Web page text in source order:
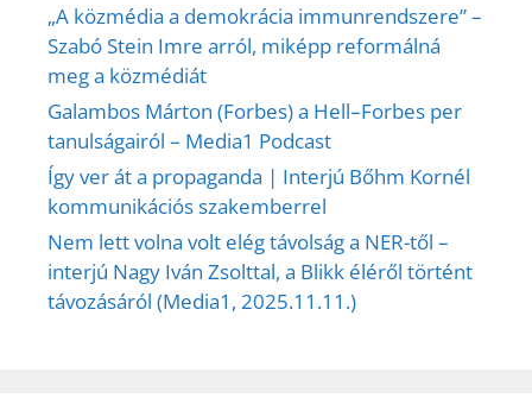
„A közmédia a demokrácia immunrendszere” –
Szabó Stein Imre arról, miképp reformálná
meg a közmédiát
Galambos Márton (Forbes) a Hell–Forbes per
tanulságairól – Media1 Podcast
Így ver át a propaganda | Interjú Bőhm Kornél
kommunikációs szakemberrel
Nem lett volna volt elég távolság a NER-től –
interjú Nagy Iván Zsolttal, a Blikk éléről történt
távozásáról (Media1, 2025.11.11.)